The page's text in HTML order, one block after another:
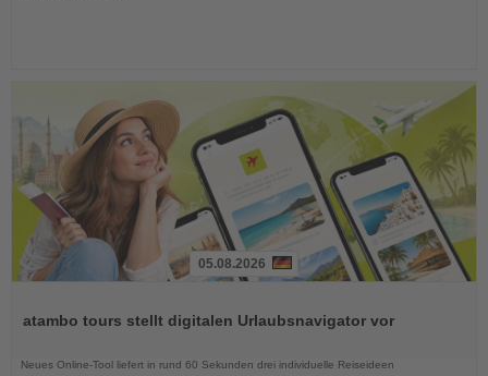
die
05.08.2026
atambo tours stellt digitalen Urlaubsnavigator vor
Neues Online-Tool liefert in rund 60 Sekunden drei individuelle Reiseideen